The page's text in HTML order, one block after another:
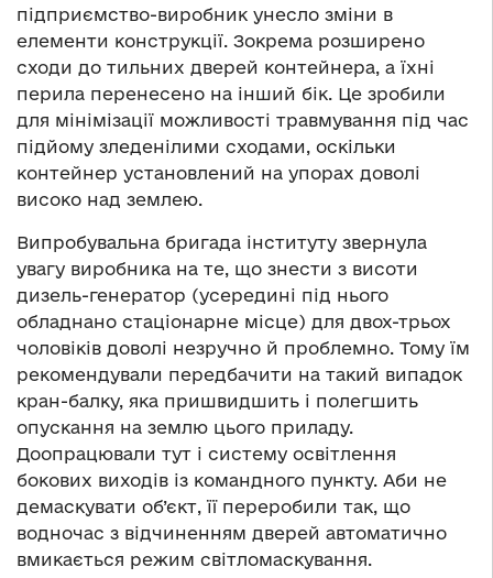
підприємство-виробник унесло зміни в
елементи конструкції. Зокрема розширено
сходи до тильних дверей контейнера, а їхні
перила перенесено на інший бік. Це зробили
для мінімізації можливості травмування під час
підйому зледенілими сходами, оскільки
контейнер установлений на упорах доволі
високо над землею.
Випробувальна бригада інституту звернула
увагу виробника на те, що знести з висоти
дизель-генератор (усередині під нього
обладнано стаціонарне місце) для двох-трьох
чоловіків доволі незручно й проблемно. Тому їм
рекомендували передбачити на такий випадок
кран-балку, яка пришвидшить і полегшить
опускання на землю цього приладу.
Доопрацювали тут і систему освітлення
бокових виходів із командного пункту. Аби не
демаскувати об’єкт, її переробили так, що
водночас з відчиненням дверей автоматично
вмикається режим світломаскування.